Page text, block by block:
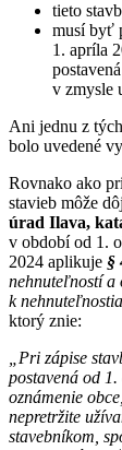
tieto
musí byť
1. apríla
v zmysle
Ani jednu z
bolo uvedené
Rovnako ako
stavieb môže
úrad Ilava,
v období od 1.
2024 aplikuje §
nehnuteľností a
k
ktorý znie:
„Pri zápise
postavená od
oznámenie
nepretržite
stavebníkom,